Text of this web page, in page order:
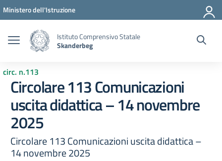
Vai ai contenuti
Vai al menu di navigazione
Vai al footer
Ministero dell'Istruzione
Istituto Comprensivo Statale
Skanderbeg
circ. n.113
Circolare 113 Comunicazioni
uscita didattica – 14 novembre
2025
Circolare 113 Comunicazioni uscita didattica –
14 novembre 2025